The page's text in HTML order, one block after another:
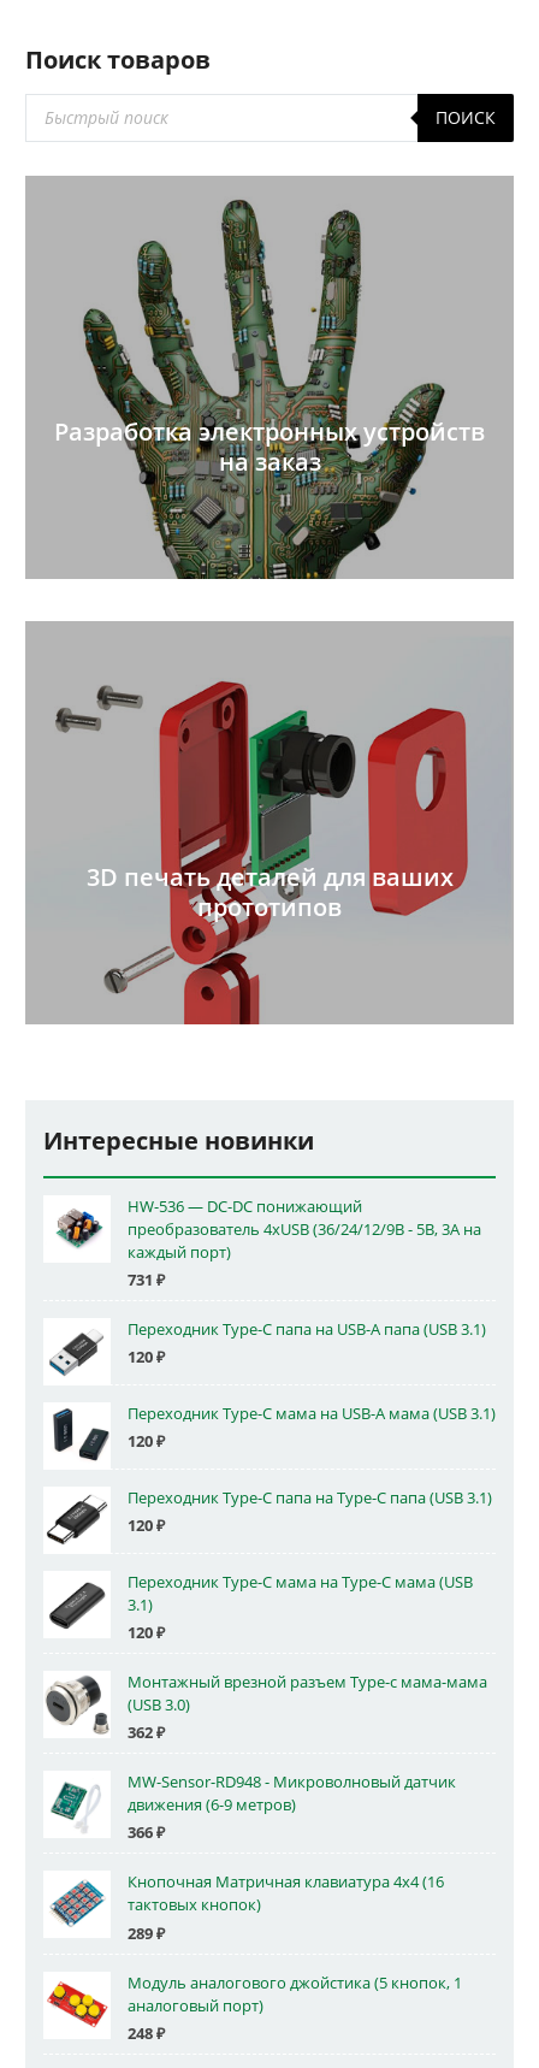
Поиск товаров
товаров
ПОИСК
Разработка электронных устройств
на заказ
3D печать деталей для ваших
прототипов
Интересные новинки
HW-536 — DC-DC понижающий
преобразователь 4xUSB (36/24/12/9В - 5В, 3А на
каждый порт)
731 ₽
Переходник Type-C папа на USB-A папа (USB 3.1)
120₽
Переходник Type-C мама на USB-A мама (USB 3.1)
120₽
Переходник Type-C папа на Type-C папа (USB 3.1)
120₽
Переходник Type-C мама на Type-C мама (USB
3.1)
120₽
Монтажный врезной разъем Type-c мама-мама
(USB 3.0)
362₽
MW-Sensor-RD948 - Микроволновый датчик
движения (6-9 метров)
366₽
Кнопочная Матричная клавиатура 4x4 (16
тактовых кнопок)
289₽
Модуль аналогового джойстика (5 кнопок, 1
аналоговый порт)
248₽